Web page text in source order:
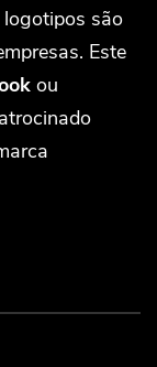
logotipos são
Este
ou